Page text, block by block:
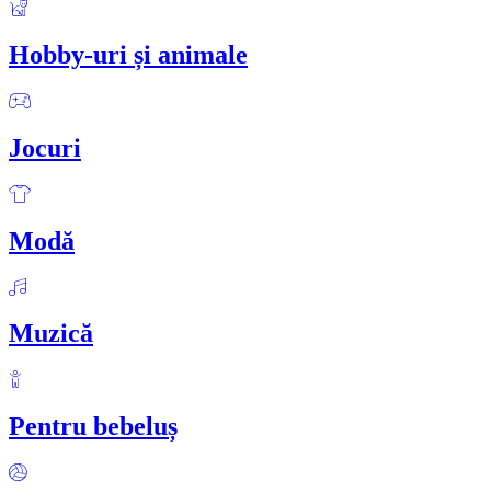
Hobby-uri și animale
Jocuri
Modă
Muzică
Pentru bebeluș